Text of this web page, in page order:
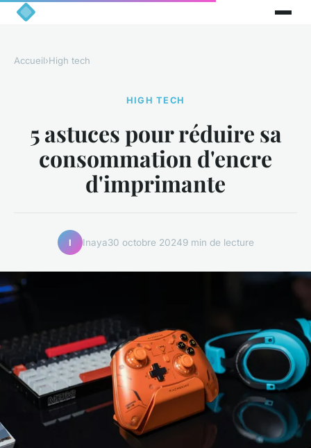
Accueil›High tech
HIGH TECH
5 astuces pour réduire sa
consommation d'encre
d'imprimante
I Inaya30 octobre 20249 min de lecture